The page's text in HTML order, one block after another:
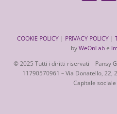
COOKIE POLICY | PRIVACY POLICY |
byWeOnLabe
© 2025 Tutti i diritti riservati – Pansy
11790570961 – Via Donatello, 22,
Capitale